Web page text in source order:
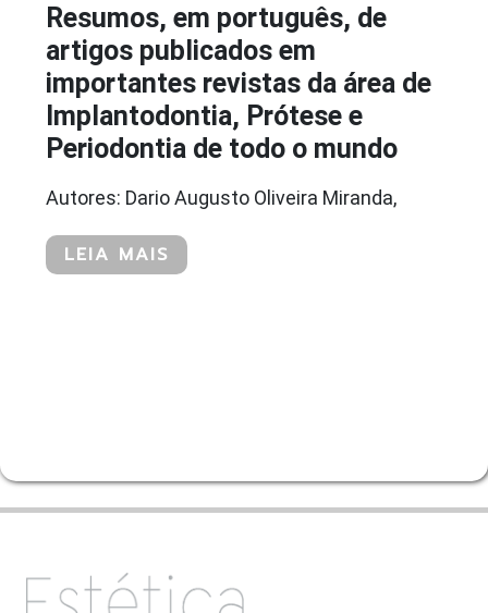
Resumos, em português, de
artigos publicados em
importantes revistas da área de
Implantodontia, Prótese e
Periodontia de todo o mundo
Autores: Dario Augusto Oliveira Miranda,
LEIA MAIS